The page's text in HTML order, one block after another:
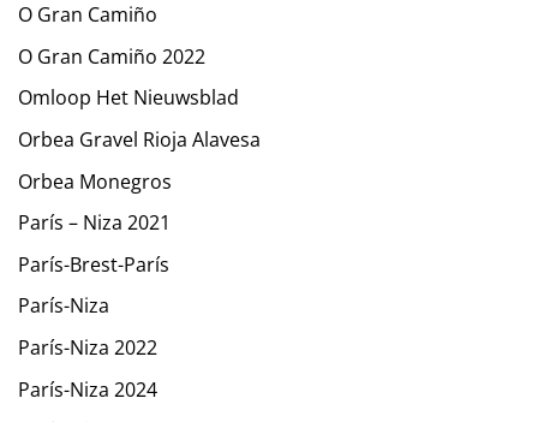
O Gran Camiño
O Gran Camiño 2022
Omloop Het Nieuwsblad
Orbea Gravel Rioja Alavesa
Orbea Monegros
París – Niza 2021
París-Brest-París
París-Niza
París-Niza 2022
París-Niza 2024